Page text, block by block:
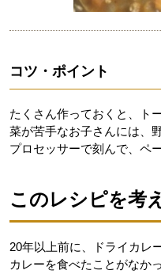
コツ・ポイント
たくさん作っておくと、ト
菜が苦手なお子さんには、
プロセッサーで刻んで、ペ
このレシピを考
20年以上前に、ドライカレ
カレーを食べたことがなか